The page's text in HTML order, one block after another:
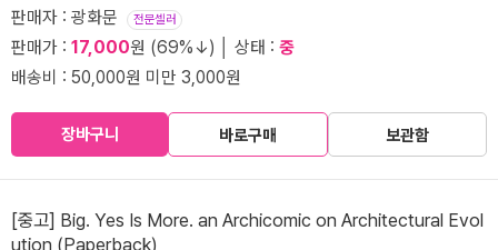
판매자 : 광화문 전문셀러
판매가 : 17,000원 (69%↓) │ 상태 : 중
배송비 : 50,000원 미만 3,000원
장바구니 바로구매 보관함
[중고] Big. Yes Is More. an Archicomic on Architectural Evol
ution (Paperback)